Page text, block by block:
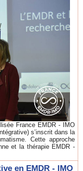
France EMDR - IMO
s’inscrit dans la
Cette approche
et la thérapie EMDR -
en EMDR - IMO